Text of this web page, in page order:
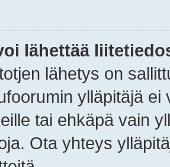
lähettää
lähetys on
ylläpitäjä
tai ehkäpä vain
Ota yhteys